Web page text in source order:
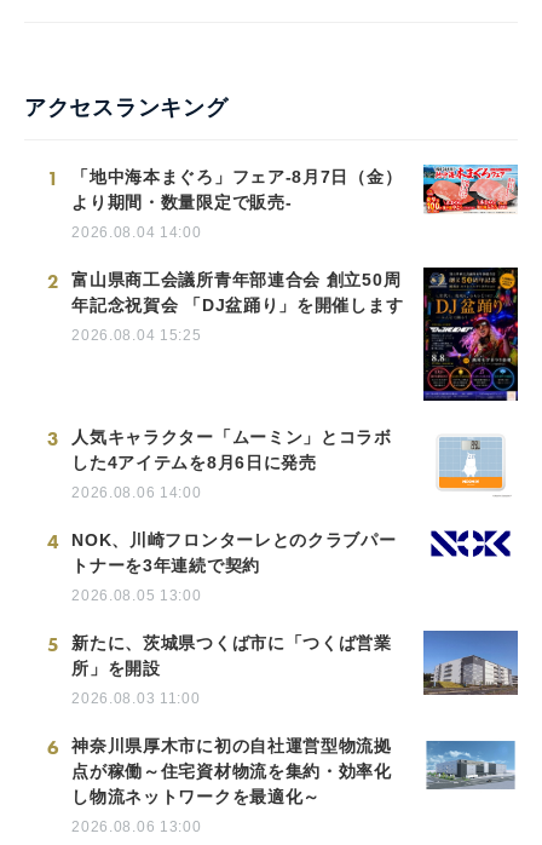
アクセスランキング
1
「地中海本まぐろ」フェア-8月7日（金）
より期間・数量限定で販売-
2026.08.04 14:00
2
富山県商工会議所青年部連合会 創立50周
年記念祝賀会 「DJ盆踊り」を開催します
2026.08.04 15:25
3
人気キャラクター「ムーミン」とコラボ
した4アイテムを8月6日に発売
2026.08.06 14:00
4
NOK、川崎フロンターレとのクラブパー
トナーを3年連続で契約
2026.08.05 13:00
5
新たに、茨城県つくば市に「つくば営業
所」を開設
2026.08.03 11:00
6
神奈川県厚木市に初の自社運営型物流拠
点が稼働～住宅資材物流を集約・効率化
し物流ネットワークを最適化～
2026.08.06 13:00